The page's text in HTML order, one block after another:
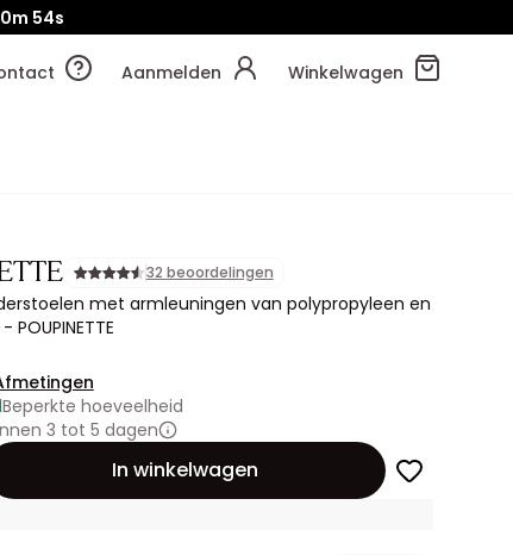
51s
Aanmelden Winkelwagen
32 beoordelingen
met armleuningen van polypropyleen en
Beperkte hoeveelheid
3 tot 5 dagen
In winkelwagen